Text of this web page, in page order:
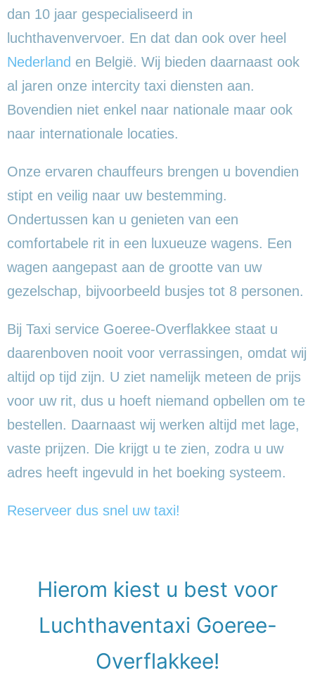
dan 10 jaar gespecialiseerd in
luchthavenvervoer. En dat dan ook over heel
Nederland en België. Wij bieden daarnaast ook
al jaren onze intercity taxi diensten aan.
Bovendien niet enkel naar nationale maar ook
naar internationale locaties.
Onze ervaren chauffeurs brengen u bovendien
stipt en veilig naar uw bestemming.
Ondertussen kan u genieten van een
comfortabele rit in een luxueuze wagens. Een
wagen aangepast aan de grootte van uw
gezelschap, bijvoorbeeld busjes tot 8 personen.
Bij Taxi service Goeree-Overflakkee staat u
daarenboven nooit voor verrassingen, omdat wij
altijd op tijd zijn. U ziet namelijk meteen de prijs
voor uw rit, dus u hoeft niemand opbellen om te
bestellen. Daarnaast wij werken altijd met lage,
vaste prijzen. Die krijgt u te zien, zodra u uw
adres heeft ingevuld in het boeking systeem.
Reserveer dus snel uw taxi!
Hierom kiest u best voor
Luchthaventaxi Goeree-
Overflakkee!